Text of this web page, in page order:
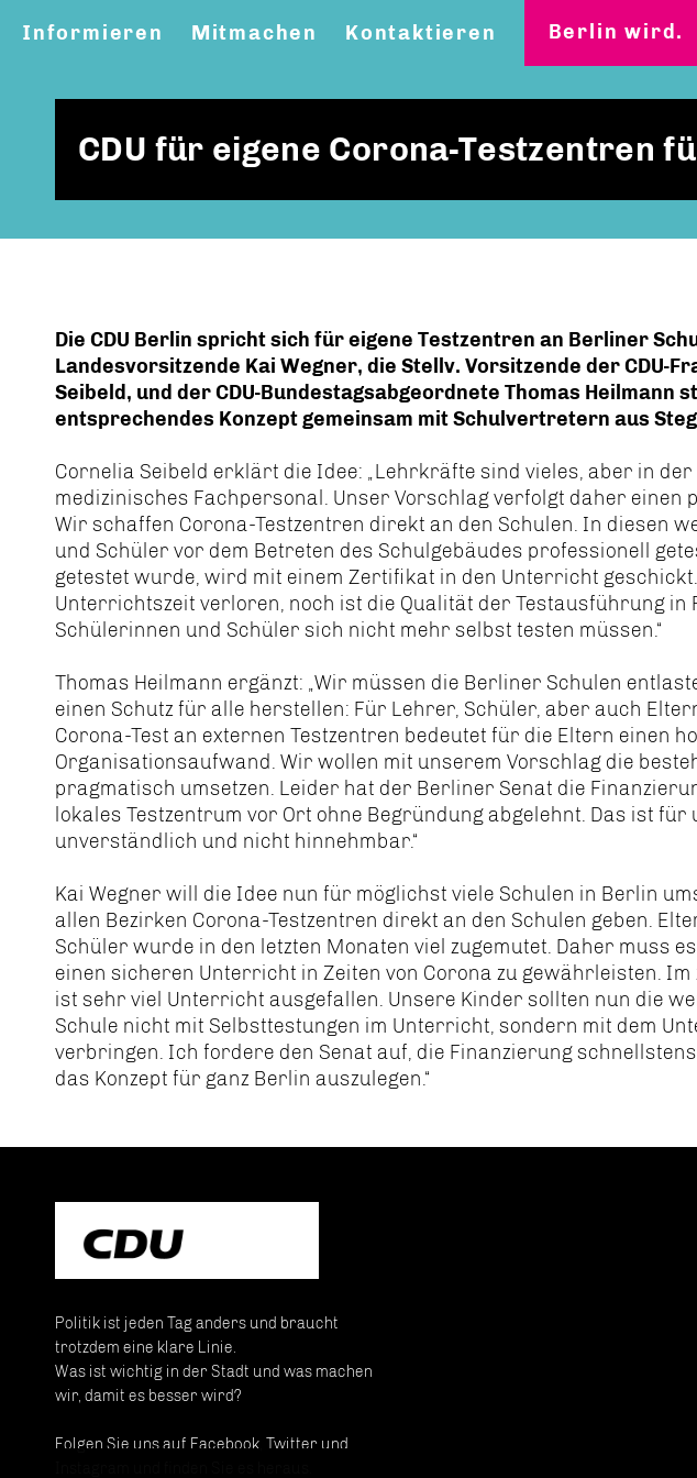
Informieren Mitmachen Kontaktieren Berlin wird.
CDU für eigene Corona-Testzentren
Die CDU Berlin spricht sich für eigene Testzentren an Berliner
Landesvorsitzende Kai Wegner, die Stellv. Vorsitzende der CDU-
Seibeld, und der CDU-Bundestagsabgeordnete Thomas Heilmann
entsprechendes Konzept gemeinsam mit Schulvertretern aus
Cornelia Seibeld erklärt die Idee: „Lehrkräfte sind vieles, aber in der
medizinisches Fachpersonal. Unser Vorschlag verfolgt daher einen
Wir schaffen Corona-Testzentren direkt an den Schulen. In diesen
und Schüler vor dem Betreten des Schulgebäudes professionell
getestet wurde, wird mit einem Zertifikat in den Unterricht
Unterrichtszeit verloren, noch ist die Qualität der Testausführung in
Schülerinnen und Schüler sich nicht mehr selbst testen müssen.“
Thomas Heilmann ergänzt: „Wir müssen die Berliner Schulen
einen Schutz für alle herstellen: Für Lehrer, Schüler, aber auch
Corona-Test an externen Testzentren bedeutet für die Eltern einen
Organisationsaufwand. Wir wollen mit unserem Vorschlag die
pragmatisch umsetzen. Leider hat der Berliner Senat die
lokales Testzentrum vor Ort ohne Begründung abgelehnt. Das ist für
unverständlich und nicht hinnehmbar.“
Kai Wegner will die Idee nun für möglichst viele Schulen in Berlin
allen Bezirken Corona-Testzentren direkt an den Schulen geben.
Schüler wurde in den letzten Monaten viel zugemutet. Daher muss
einen sicheren Unterricht in Zeiten von Corona zu gewährleisten.
ist sehr viel Unterricht ausgefallen. Unsere Kinder sollten nun die
Schule nicht mit Selbsttestungen im Unterricht, sondern mit dem
verbringen. Ich fordere den Senat auf, die Finanzierung
das Konzept für ganz Berlin auszulegen.“
Politik ist jeden Tag anders und braucht
trotzdem eine klare Linie.
Was ist wichtig in der Stadt und was machen
wir, damit es besser wird?
Folgen Sie uns auf Facebook, Twitter und